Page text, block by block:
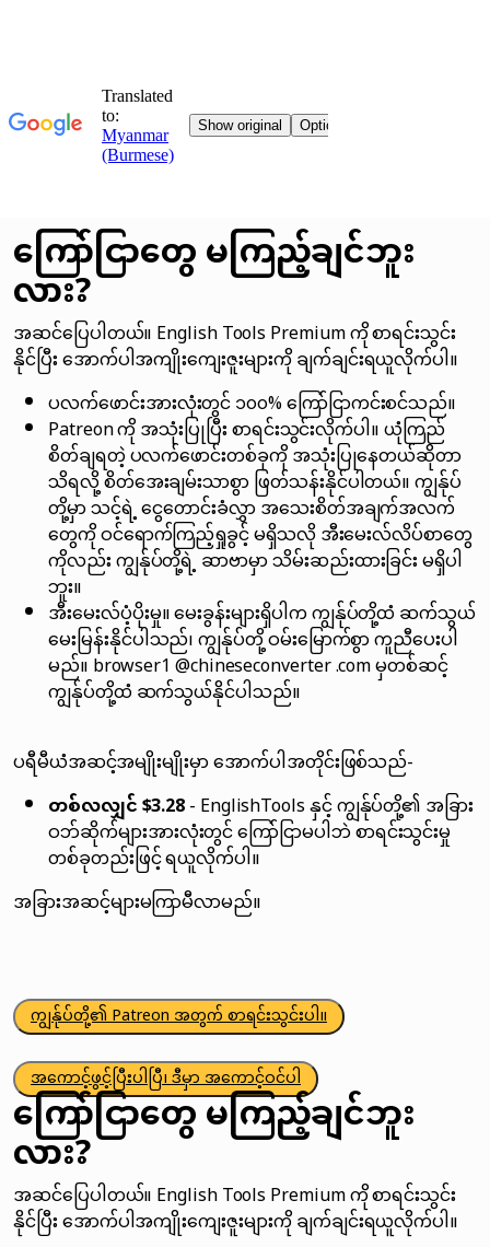
ကြော်ငြာတွေ မကြည့်ချင်ဘူး
လား?
အဆင်ပြေပါတယ်။ English Tools Premium ကို စာရင်းသွင်း
နိုင်ပြီး အောက်ပါအကျိုးကျေးဇူးများကို ချက်ချင်းရယူလိုက်ပါ။
ပလက်ဖောင်းအားလုံးတွင် ၁၀၀% ကြော်ငြာကင်းစင်သည်။
Patreon ကို အသုံးပြုပြီး စာရင်းသွင်းလိုက်ပါ။ ယုံကြည်
စိတ်ချရတဲ့ ပလက်ဖောင်းတစ်ခုကို အသုံးပြုနေတယ်ဆိုတာ
သိရလို့ စိတ်အေးချမ်းသာစွာ ဖြတ်သန်းနိုင်ပါတယ်။ ကျွန်ုပ်
တို့မှာ သင့်ရဲ့ ငွေတောင်းခံလွှာ အသေးစိတ်အချက်အလက်
တွေကို ဝင်ရောက်ကြည့်ရှုခွင့် မရှိသလို အီးမေးလ်လိပ်စာတွေ
ကိုလည်း ကျွန်ုပ်တို့ရဲ့ ဆာဗာမှာ သိမ်းဆည်းထားခြင်း မရှိပါ
ဘူး။
အီးမေးလ်ပံ့ပိုးမှု။ မေးခွန်းများရှိပါက ကျွန်ုပ်တို့ထံ ဆက်သွယ်
မေးမြန်းနိုင်ပါသည်၊ ကျွန်ုပ်တို့ ဝမ်းမြောက်စွာ ကူညီပေးပါ
မည်။ browser1 @chineseconverter .com မှတစ်ဆင့်
ကျွန်ုပ်တို့ထံ ဆက်သွယ်နိုင်ပါသည်။
ပရီမီယံအဆင့်အမျိုးမျိုးမှာ အောက်ပါအတိုင်းဖြစ်သည်-
တစ်လလျှင် $3.28- EnglishTools နှင့် ကျွန်ုပ်တို့၏ အခြား
ဝဘ်ဆိုက်များအားလုံးတွင် ကြော်ငြာမပါဘဲ စာရင်းသွင်းမှု
တစ်ခုတည်းဖြင့် ရယူလိုက်ပါ။
အခြားအဆင့်များမကြာမီလာမည်။
ကျွန်ုပ်တို့၏ Patreon အတွက် စာရင်းသွင်းပါ။
အကောင့်ဖွင့်ပြီးပါပြီ၊ ဒီမှာ အကောင့်ဝင်ပါ
ကြော်ငြာတွေ မကြည့်ချင်ဘူး
လား?
အဆင်ပြေပါတယ်။ English Tools Premium ကို စာရင်းသွင်း
နိုင်ပြီး အောက်ပါအကျိုးကျေးဇူးများကို ချက်ချင်းရယူလိုက်ပါ။